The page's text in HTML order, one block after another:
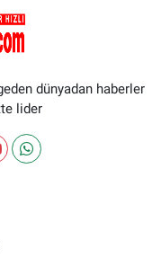
dünyadan haberler
lider